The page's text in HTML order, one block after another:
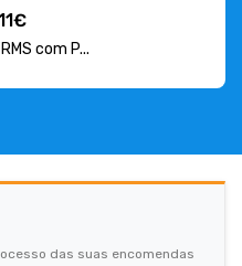
com P...
das suas encomendas